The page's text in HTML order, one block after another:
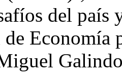
del país
Economía